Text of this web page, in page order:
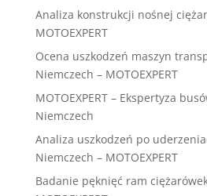
Analiza konstrukcji nośnej
MOTOEXPERT
Ocena uszkodzeń maszyn
Niemczech – MOTOEXPERT
MOTOEXPERT – Ekspertyza
Niemczech
Analiza uszkodzeń po
Niemczech – MOTOEXPERT
Badanie pęknięć ram